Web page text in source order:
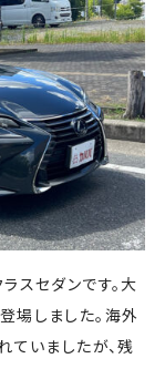
スセダンです。大
場しました。海外
いましたが、残